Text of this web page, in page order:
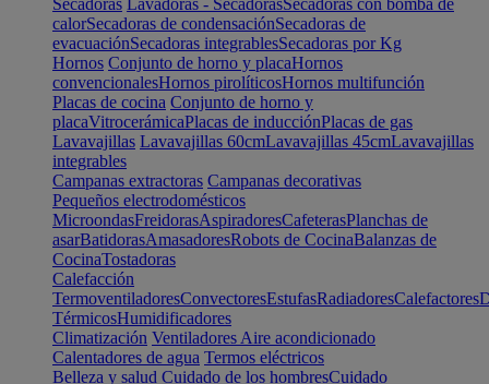
Secadoras Lavadoras - SecadorasSecadoras con bomba de
calorSecadoras de condensaciónSecadoras de
evacuaciónSecadoras integrablesSecadoras por Kg
Hornos Conjunto de horno y placaHornos
convencionalesHornos pirolíticosHornos multifunción
Placas de cocina Conjunto de horno y
placaVitrocerámicaPlacas de inducciónPlacas de gas
Lavavajillas Lavavajillas 60cmLavavajillas 45cmLavavajillas
integrables
Campanas extractoras Campanas decorativas
Pequeños electrodomésticos
MicroondasFreidorasAspiradoresCafeterasPlanchas de
asarBatidorasAmasadoresRobots de CocinaBalanzas de
CocinaTostadoras
Calefacción
TermoventiladoresConvectoresEstufasRadiadoresCalefactores
TérmicosHumidificadores
Climatización Ventiladores Aire acondicionado
Calentadores de agua Termos eléctricos
Belleza y salud Cuidado de los hombresCuidado